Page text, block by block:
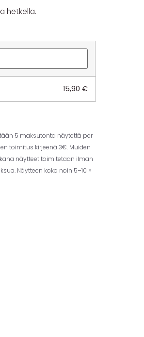
hetkellä.
15,90 €
5 maksutonta näytettä per
toimitus kirjeenä 3€. Muiden
näytteet toimitetaan ilman
Näytteen koko noin 5–10 ×